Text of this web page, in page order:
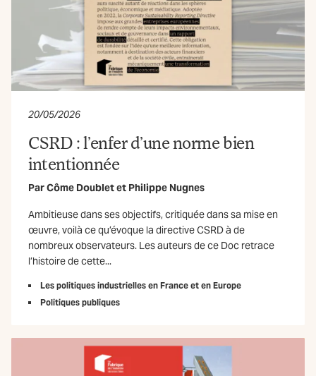
20/05/2026
CSRD : l’enfer d’une norme bien
intentionnée
ParCôme Doubletet Philippe Nugnes
Ambitieuse dans ses objectifs, critiquée dans sa mise en
œuvre, voilà ce qu’évoque la directive CSRD à de
nombreux observateurs. Les auteurs de ce Doc retrace
l’histoire de cette...
Les politiques industrielles en France et en Europe
Politiques publiques